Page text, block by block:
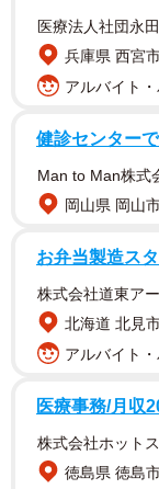
大きな花束をも
れる中、筋肉芸
れた上腕二頭筋に
また、なかやま
みさん28周年ツ
かったです」と
同級生、そして
た。ハッシュタ
医療法人社団永
兵庫県 西宮
アルバイト
健診センター
Man to Man株式
岡山県 岡山
お弁当製造ス
株式会社道東ア
北海道 北見
アルバイト
医療事務/月収
株式会社ホット
徳島県 徳島